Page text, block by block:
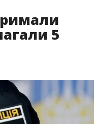
5